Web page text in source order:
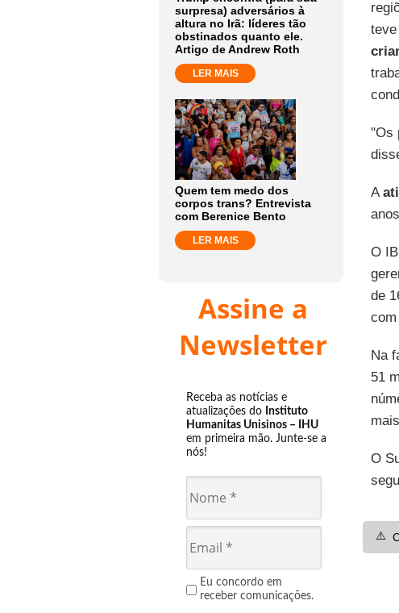
surpresa) adversários à
altura no Irã: líderes tão
obstinados quanto ele.
Artigo de Andrew Roth
LER MAIS
Quem tem medo dos
corpos trans? Entrevista
com Berenice Bento
LER MAIS
Assine a
Newsletter
Receba as notícias e
atualizações do Instituto
Humanitas Unisinos – IHU
em primeira mão. Junte-se a
nós!
Eu concordo em
receber comunicações.
"Os
A
O
de
Na
51
O
⚠️